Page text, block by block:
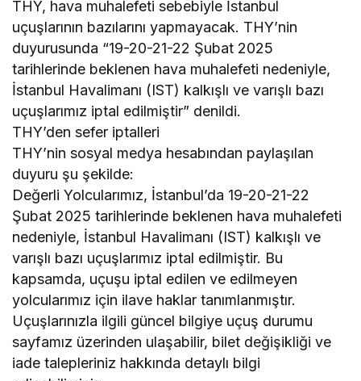
THY, hava muhalefeti sebebiyle İstanbul
uçuşlarının bazılarını yapmayacak. THY’nin
duyurusunda “19-20-21-22 Şubat 2025
tarihlerinde beklenen hava muhalefeti nedeniyle,
İstanbul Havalimanı (IST) kalkışlı ve varışlı bazı
uçuşlarımız iptal edilmiştir” denildi.
THY’den sefer iptalleri
THY’nin sosyal medya hesabından paylaşılan
duyuru şu şekilde:
Değerli Yolcularımız, İstanbul’da 19-20-21-22
Şubat 2025 tarihlerinde beklenen hava muhalefeti
nedeniyle, İstanbul Havalimanı (IST) kalkışlı ve
varışlı bazı uçuşlarımız iptal edilmiştir. Bu
kapsamda, uçuşu iptal edilen ve edilmeyen
yolcularımız için ilave haklar tanımlanmıştır.
Uçuşlarınızla ilgili güncel bilgiye uçuş durumu
sayfamız üzerinden ulaşabilir, bilet değişikliği ve
iade talepleriniz hakkında detaylı bilgi